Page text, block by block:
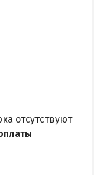
отсутствуют